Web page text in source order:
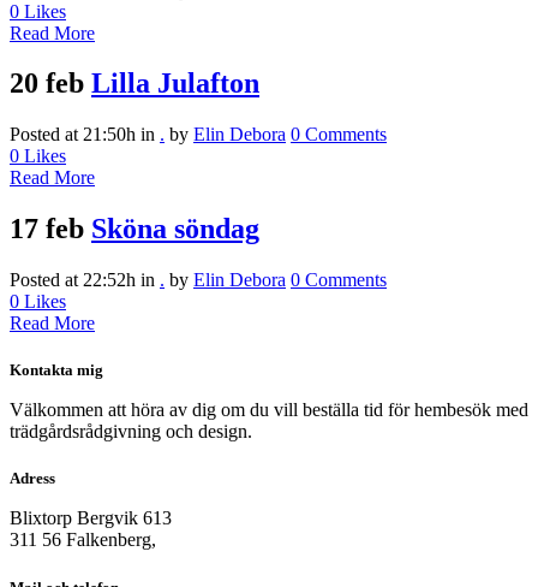
0 Likes
Read More
20 feb Lilla Julafton
Posted at 21:50h in . by Elin Debora 0 Comments
0 Likes
Read More
17 feb Sköna söndag
Posted at 22:52h in . by Elin Debora 0 Comments
0 Likes
Read More
Kontakta mig
Välkommen att höra av dig om du vill beställa tid för hembesök med
trädgårdsrådgivning och design.
Adress
Blixtorp Bergvik 613
311 56 Falkenberg,